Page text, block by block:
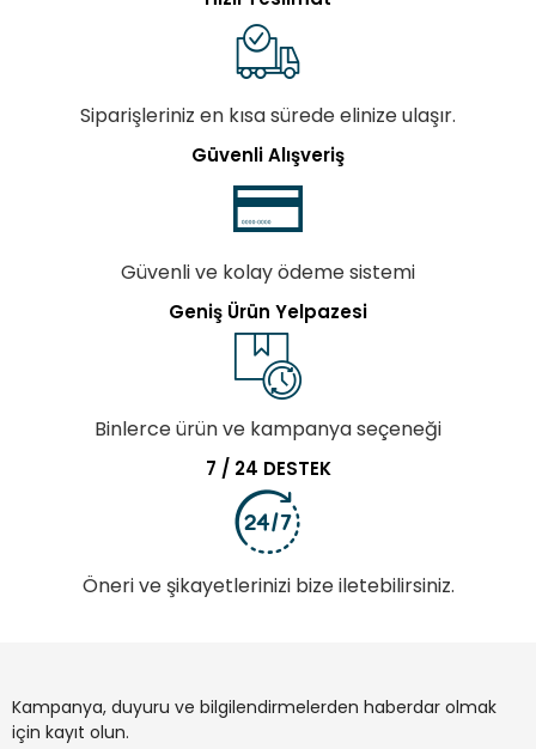
Siparişleriniz en kısa sürede elinize ulaşır.
Güvenli Alışveriş
Güvenli ve kolay ödeme sistemi
Geniş Ürün Yelpazesi
Binlerce ürün ve kampanya seçeneği
7 / 24 DESTEK
Öneri ve şikayetlerinizi bize iletebilirsiniz.
Kampanya, duyuru ve bilgilendirmelerden haberdar olmak
için kayıt olun.